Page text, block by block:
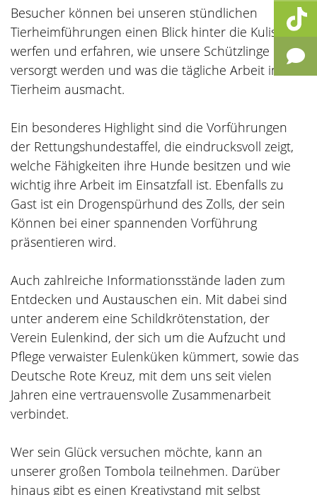
Besucher können bei unseren stündlichen
Tierheimführungen einen Blick hinter die Kulissen
werfen und erfahren, wie unsere Schützlinge
versorgt werden und was die tägliche Arbeit im
Tierheim ausmacht.
Ein besonderes Highlight sind die Vorführungen
der Rettungshundestaffel, die eindrucksvoll zeigt,
welche Fähigkeiten ihre Hunde besitzen und wie
wichtig ihre Arbeit im Einsatzfall ist. Ebenfalls zu
Gast ist ein Drogenspürhund des Zolls, der sein
Können bei einer spannenden Vorführung
präsentieren wird.
Auch zahlreiche Informationsstände laden zum
Entdecken und Austauschen ein. Mit dabei sind
unter anderem eine Schildkrötenstation, der
Verein Eulenkind, der sich um die Aufzucht und
Pflege verwaister Eulenküken kümmert, sowie das
Deutsche Rote Kreuz, mit dem uns seit vielen
Jahren eine vertrauensvolle Zusammenarbeit
verbindet.
Wer sein Glück versuchen möchte, kann an
unserer großen Tombola teilnehmen. Darüber
hinaus gibt es einen Kreativstand mit selbst